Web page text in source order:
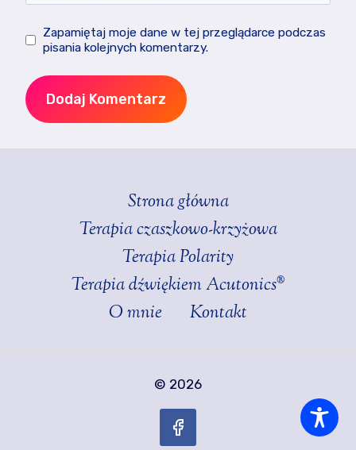
Zapamiętaj moje dane w tej przeglądarce podczas
pisania kolejnych komentarzy.
Strona główna
Terapia czaszkowo-krzyżowa
Terapia Polarity
Terapia dźwiękiem Acutonics®
O mnie
Kontakt
© 2026